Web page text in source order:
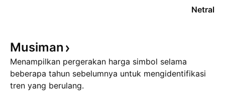
Netral
Musiman
Menampilkan pergerakan harga simbol selama
beberapa tahun sebelumnya untuk mengidentifikasi
tren yang berulang.